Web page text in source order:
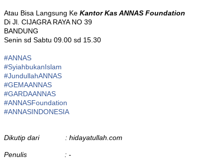
Atau Bisa Langsung Ke Kantor Kas ANNAS Foundation
Di Jl. CIJAGRA RAYA NO 39
BANDUNG
Senin sd Sabtu 09.00 sd 15.30
#ANNAS
#SyiahbukanIslam
#JundullahANNAS
#GEMAANNAS
#GARDAANNAS
#ANNASFoundation
#ANNASINDONESIA
Dikutip dari : hidayatullah.com
Penulis : -